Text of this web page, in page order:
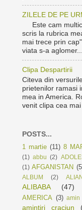
ZILELE DE PE
Este cam
scris la rubrica
mai trece prin
viata s-a aglomer...
Clipa Despartirii
Citeva din
prietenilor ramasi
mea in America.
venit clipa cea mai
POSTS...
1 martie (11) 8
(1) abbu (2)
(1) AFGANISTAN
ALBUM
(2)
ALIBABA (47)
AMERICA (3) amin
amintiri craciun